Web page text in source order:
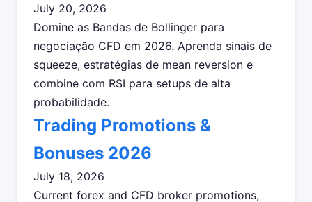
July 20, 2026
Domine as Bandas de Bollinger para
negociação CFD em 2026. Aprenda sinais de
squeeze, estratégias de mean reversion e
combine com RSI para setups de alta
probabilidade.
Trading Promotions &
Bonuses 2026
July 18, 2026
Current forex and CFD broker promotions,